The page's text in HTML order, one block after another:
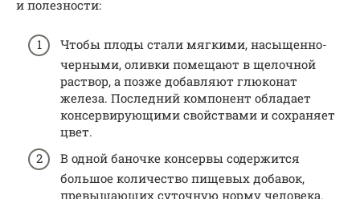
и полезности:
Чтобы плоды стали мягкими, насыщенно-
черными, оливки помещают в щелочной
раствор, а позже добавляют глюконат
железа. Последний компонент обладает
консервирующими свойствами и сохраняет
цвет.
В одной баночке консервы содержится
большое количество пищевых добавок,
превышающих суточную норму человека.